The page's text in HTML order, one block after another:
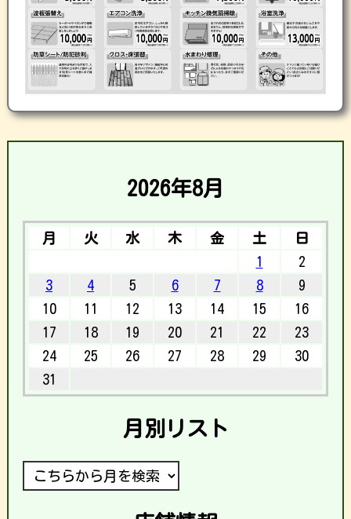
2026年8月
月 火 水 木 金 土
日
1
2
3
4 5 6 7 8
9
10
11 12 13 14 15
16
17
18 19 20 21 22
23
24
25 26 27 28 29
30
31
月別リスト